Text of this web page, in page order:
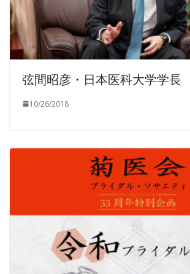
弦間昭彦・日本医科大学学長
10/26/2018